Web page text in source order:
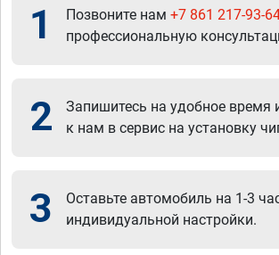
1 Позвоните нам +7 861 217-93-
профессиональную
2
Запишитесь на удобное время
к нам в сервис на установку
3
Оставьте автомобиль на 1-3
индивидуальной настройки.